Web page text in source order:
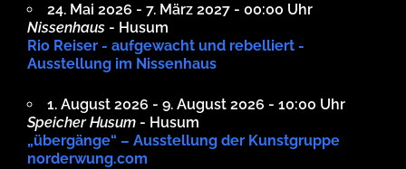
24. Mai 2026 - 7. März 2027 - 00:00 Uhr
Nissenhaus - Husum
Rio Reiser - aufgewacht und rebelliert -
Ausstellung im Nissenhaus
1. August 2026 - 9. August 2026 - 10:00 Uhr
Speicher Husum - Husum
„übergänge“ – Ausstellung der Kunstgruppe
norderwung.com